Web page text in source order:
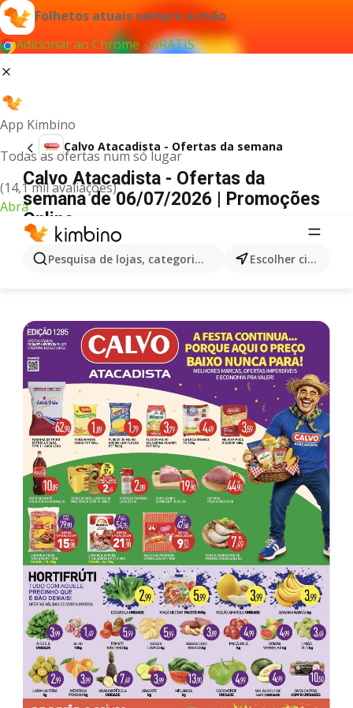
Folhetos atuais sempre à mão
Adicionar ao Chrome - GRÁTIS
App Kimbino
Todas as ofertas num só lugar
(14,1 mil avaliações)
Abra
Pesquisa de lojas, categorias,produtos... Escolher cidade
Calvo Atacadista - Ofertas da semana
Calvo Atacadista - Ofertas da
semana de 06/07/2026 | Promoções
Online